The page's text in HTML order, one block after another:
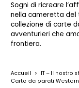
Sogni di ricreare
nella cameretta del
collezione di carte
avventurieri che
frontiera.
Accueil > IT – Il nostro
Carta da parati Western